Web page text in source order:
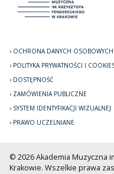
OCHRONA DANYCH OSOBOWYCH
POLITYKA PRYWATNOŚCI I
DOSTĘPNOŚĆ
ZAMÓWIENIA PUBLICZNE
SYSTEM IDENTYFIKACJI WIZUALNEJ
PRAWO UCZELNIANE
© 2026 Akademia Muzyczna
Krakowie. Wszelkie prawa